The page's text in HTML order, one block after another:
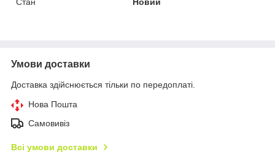
Умови доставки
Доставка здійснюється тільки по передоплаті.
Нова Пошта
Самовивіз
Всі умови доставки